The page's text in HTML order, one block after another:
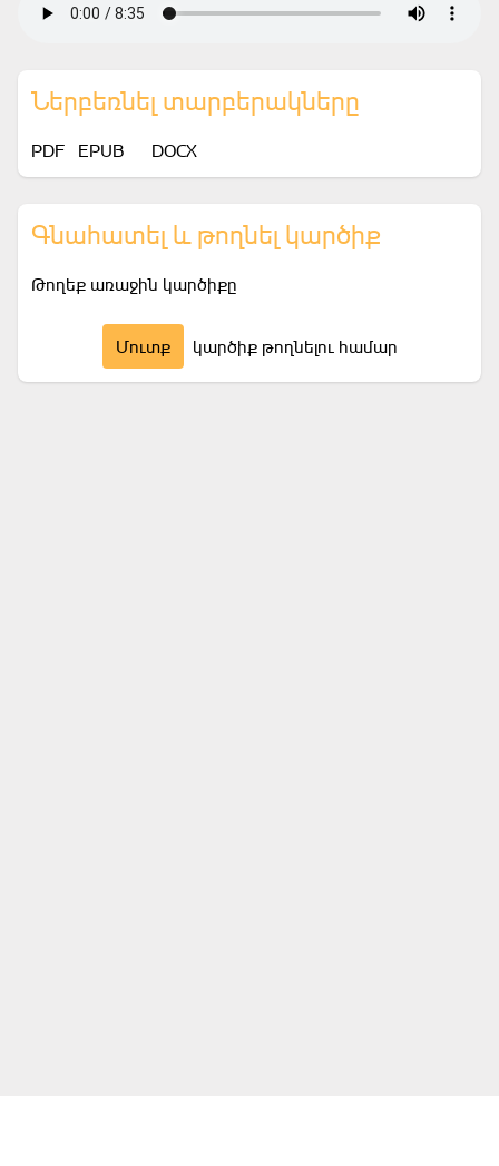
Ներբեռնել տարբերակները
PDF EPUB DOCX
Գնահատել և թողնել կարծիք
Թողեք առաջին կարծիքը
Մուտք կարծիք թողնելու համար